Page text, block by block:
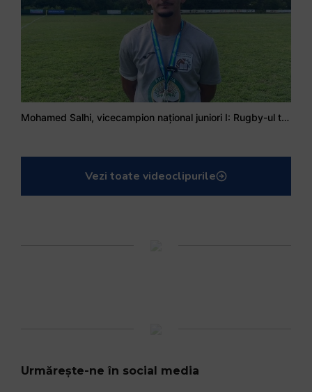
Mohamed Salhi, vicecampion național juniori I: Rugby-ul te învață să accepți și înfrângerile
Vezi toate videoclipurile
Urmărește-ne în social media